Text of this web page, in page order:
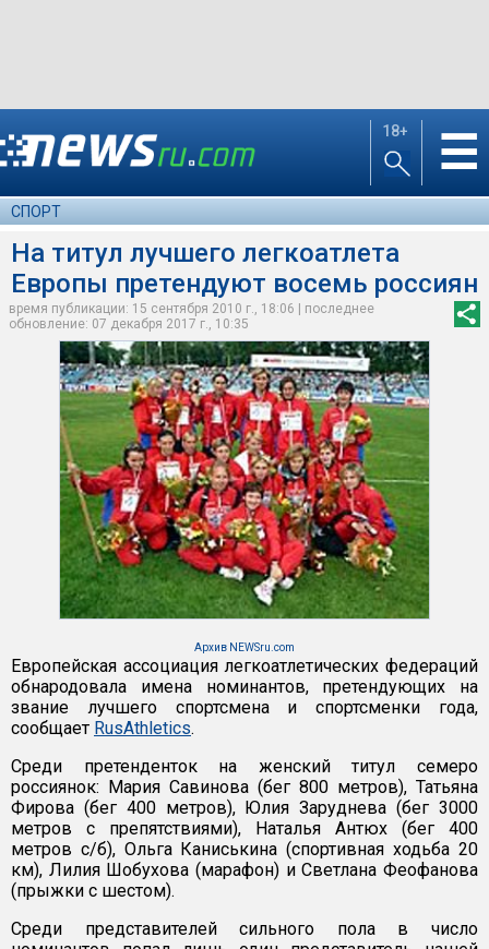
18+ ☰
СПОРТ
На титул лучшего легкоатлета
Европы претендуют восемь россиян
время публикации: 15 сентября 2010 г., 18:06 | последнее
обновление: 07 декабря 2017 г., 10:35
Архив NEWSru.com
Европейская ассоциация легкоатлетических федераций
обнародовала имена номинантов, претендующих на
звание лучшего спортсмена и спортсменки года,
сообщает RusAthletics.
Среди претенденток на женский титул семеро
россиянок: Мария Савинова (бег 800 метров), Татьяна
Фирова (бег 400 метров), Юлия Заруднева (бег 3000
метров с препятствиями), Наталья Антюх (бег 400
метров с/б), Ольга Каниськина (спортивная ходьба 20
км), Лилия Шобухова (марафон) и Светлана Феофанова
(прыжки с шестом).
Среди представителей сильного пола в число